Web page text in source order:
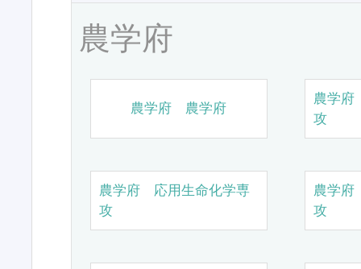
農学府
農学府 農学府
農学
攻
農学府 応用生命化学専
攻
農学
攻